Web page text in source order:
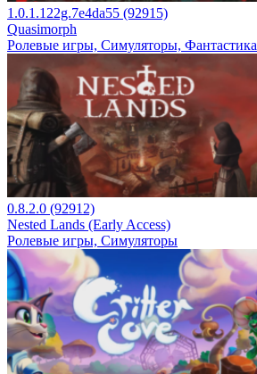
1.0.1.122g.7e4da55 (92915)
Quasimorph
Ролевые игры, Симуляторы, Фантастика
0.8.2.0 (92912)
Nested Lands (Early Access)
Ролевые игры, Симуляторы